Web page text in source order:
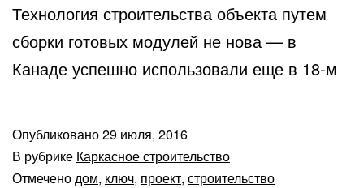
Технология строительства объекта путем
сборки готовых модулей не нова — в
Канаде успешно использовали еще в 18-м
Опубликовано29 июля, 2016
В рубрике Каркасное строительство
Отмечено дом, ключ, проект, строительство